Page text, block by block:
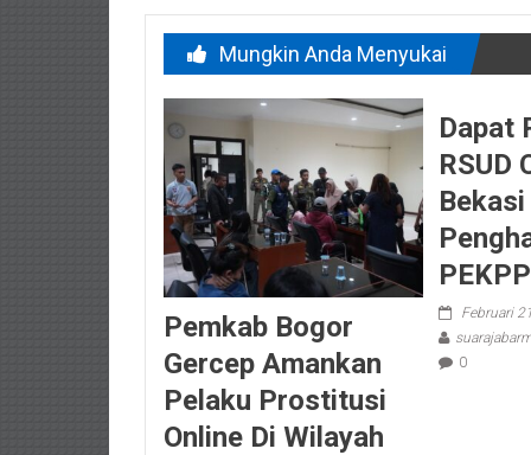
Mungkin Anda Menyukai
Pemkab Bogor
Gercep Amankan
Pelaku Prostitusi
Online Di Wilayah
Dapat
RSUD
Februari
0